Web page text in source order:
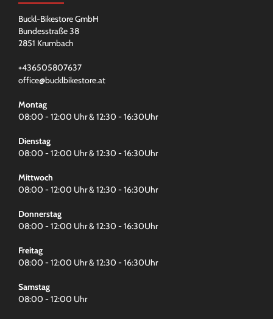
Buckl-Bikestore GmbH
Bundesstraße 38
2851 Krumbach
+436505807637
office@bucklbikestore.at
Montag
08:00 - 12:00 Uhr & 12:30 - 16:30Uhr
Dienstag
08:00 - 12:00 Uhr & 12:30 - 16:30Uhr
Mittwoch
08:00 - 12:00 Uhr & 12:30 - 16:30Uhr
Donnerstag
08:00 - 12:00 Uhr & 12:30 - 16:30Uhr
Freitag
08:00 - 12:00 Uhr & 12:30 - 16:30Uhr
Samstag
08:00 - 12:00 Uhr